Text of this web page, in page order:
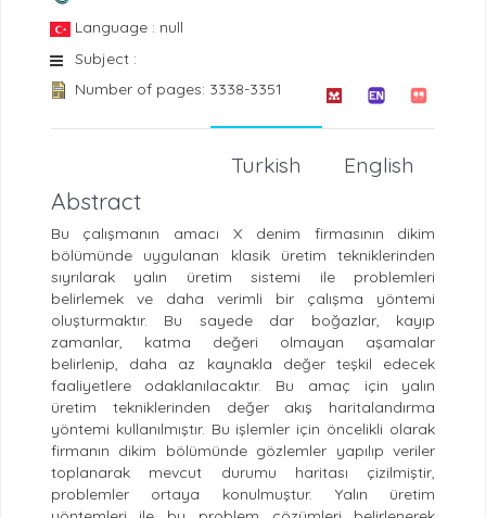
Language : null
Subject :
Number of pages: 3338-3351
English
Turkish
Abstract
Bu çalışmanın amacı X denim firmasının dikim
bölümünde uygulanan klasik üretim tekniklerinden
sıyrılarak yalın üretim sistemi ile problemleri
belirlemek ve daha verimli bir çalışma yöntemi
oluşturmaktır. Bu sayede dar boğazlar, kayıp
zamanlar, katma değeri olmayan aşamalar
belirlenip, daha az kaynakla değer teşkil edecek
faaliyetlere odaklanılacaktır. Bu amaç için yalın
üretim tekniklerinden değer akış haritalandırma
yöntemi kullanılmıştır. Bu işlemler için öncelikli olarak
firmanın dikim bölümünde gözlemler yapılıp veriler
toplanarak mevcut durumu haritası çizilmiştir,
problemler ortaya konulmuştur. Yalın üretim